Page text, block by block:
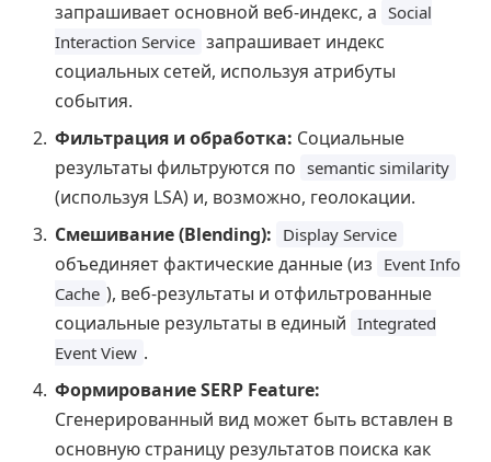
запрашивает основной веб-индекс, а Social
Interaction Service запрашивает индекс
социальных сетей, используя атрибуты
события.
Фильтрация и обработка: Социальные
результаты фильтруются по semantic similarity
(используя LSA) и, возможно, геолокации.
Смешивание (Blending): Display Service
объединяет фактические данные (из Event Info
Cache ), веб-результаты и отфильтрованные
социальные результаты в единый Integrated
Event View .
Формирование SERP Feature:
Сгенерированный вид может быть вставлен в
основную страницу результатов поиска как